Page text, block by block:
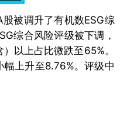
被调升了有机数ESG综
综合风险评级被下调，
以上占比微跌至65%。
幅上升至8.76%。评级中